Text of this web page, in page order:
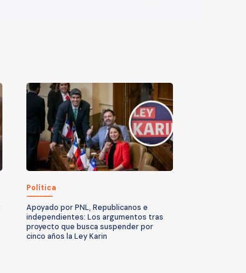
Política
Apoyado por PNL, Republicanos e
independientes: Los argumentos tras
proyecto que busca suspender por
cinco años la Ley Karin